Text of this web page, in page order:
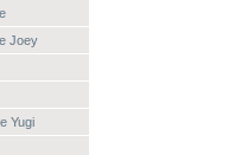
Joey
Yugi